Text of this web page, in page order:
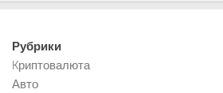
Рубрики
Kриптовалюта
Авто